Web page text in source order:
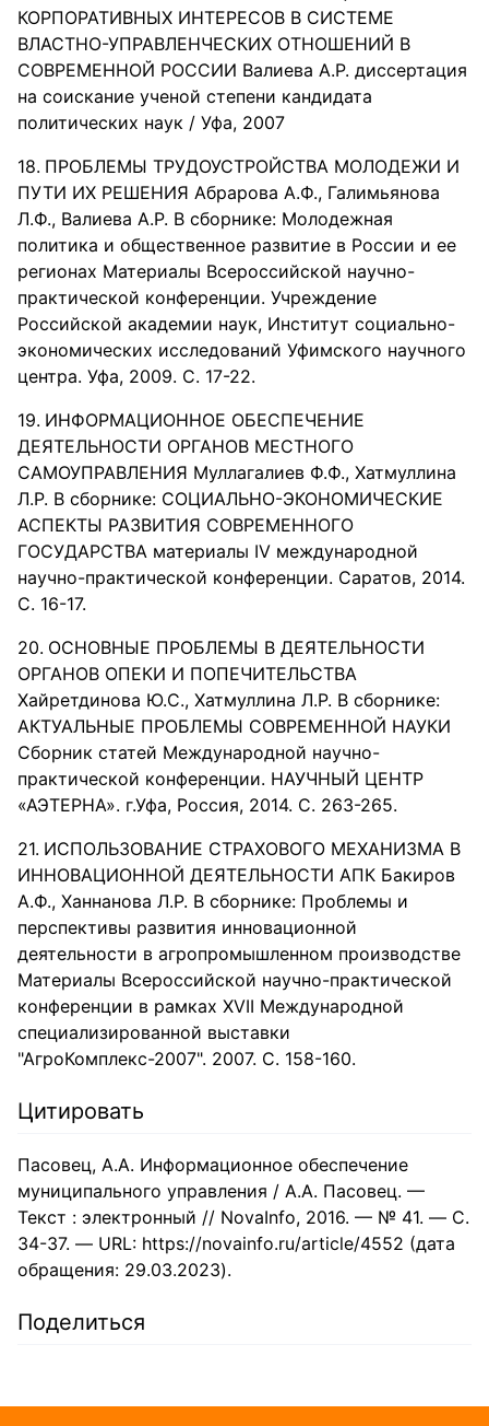
КОРПОРАТИВНЫХ ИНТЕРЕСОВ В СИСТЕМЕ
ВЛАСТНО-УПРАВЛЕНЧЕСКИХ ОТНОШЕНИЙ В
СОВРЕМЕННОЙ РОССИИ Валиева А.Р. диссертация
на соискание ученой степени кандидата
политических наук / Уфа, 2007
ПРОБЛЕМЫ ТРУДОУСТРОЙСТВА МОЛОДЕЖИ И
ПУТИ ИХ РЕШЕНИЯ Абрарова А.Ф., Галимьянова
Л.Ф., Валиева А.Р. В сборнике: Молодежная
политика и общественное развитие в России и ее
регионах Материалы Всероссийской научно-
практической конференции. Учреждение
Российской академии наук, Институт социально-
экономических исследований Уфимского научного
центра. Уфа, 2009. С. 17-22.
ИНФОРМАЦИОННОЕ ОБЕСПЕЧЕНИЕ
ДЕЯТЕЛЬНОСТИ ОРГАНОВ МЕСТНОГО
САМОУПРАВЛЕНИЯ Муллагалиев Ф.Ф., Хатмуллина
Л.Р. В сборнике: СОЦИАЛЬНО-ЭКОНОМИЧЕСКИЕ
АСПЕКТЫ РАЗВИТИЯ СОВРЕМЕННОГО
ГОСУДАРСТВА материалы IV международной
научно-практической конференции. Саратов, 2014.
С. 16-17.
ОСНОВНЫЕ ПРОБЛЕМЫ В ДЕЯТЕЛЬНОСТИ
ОРГАНОВ ОПЕКИ И ПОПЕЧИТЕЛЬСТВА
Хайретдинова Ю.С., Хатмуллина Л.Р. В сборнике:
АКТУАЛЬНЫЕ ПРОБЛЕМЫ СОВРЕМЕННОЙ НАУКИ
Сборник статей Международной научно-
практической конференции. НАУЧНЫЙ ЦЕНТР
«АЭТЕРНА». г.Уфа, Россия, 2014. С. 263-265.
ИСПОЛЬЗОВАНИЕ СТРАХОВОГО МЕХАНИЗМА В
ИННОВАЦИОННОЙ ДЕЯТЕЛЬНОСТИ АПК Бакиров
А.Ф., Ханнанова Л.Р. В сборнике: Проблемы и
перспективы развития инновационной
деятельности в агропромышленном производстве
Материалы Всероссийской научно-практической
конференции в рамках XVII Международной
специализированной выставки
"АгроКомплекс-2007". 2007. С. 158-160.
Цитировать
Пасовец, А.А. Информационное обеспечение
муниципального управления / А.А. Пасовец. —
Текст : электронный // NovaInfo, 2016. — № 41. — С.
34-37. — URL: https://novainfo.ru/article/4552 (дата
обращения: 29.03.2023).
Поделиться